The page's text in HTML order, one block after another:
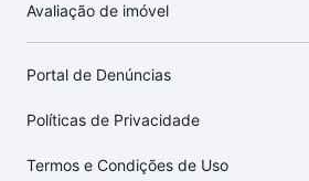
Avaliação de imóvel
Portal de Denúncias
Políticas de Privacidade
Termos e Condições de Uso